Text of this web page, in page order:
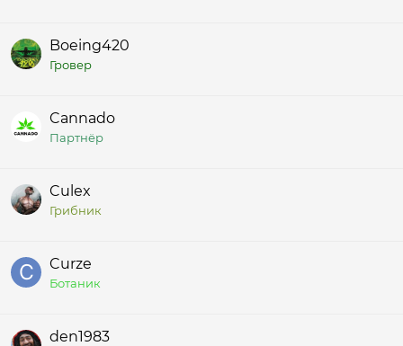
Boeing420
Гровер
Cannado
Партнёр
Culex
Грибник
Curze
Ботаник
den1983